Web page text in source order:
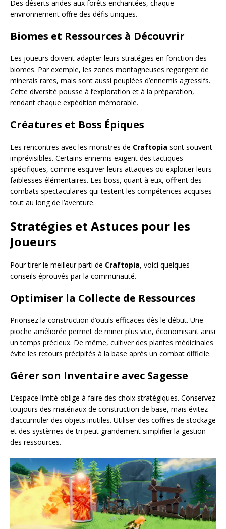
Des déserts arides aux forêts enchantées, chaque
environnement offre des défis uniques.
Biomes et Ressources à Découvrir
Les joueurs doivent adapter leurs stratégies en fonction des
biomes. Par exemple, les zones montagneuses regorgent de
minerais rares, mais sont aussi peuplées d’ennemis agressifs.
Cette diversité pousse à l’exploration et à la préparation,
rendant chaque expédition mémorable.
Créatures et Boss Épiques
Les rencontres avec les monstres de Craftopia sont souvent
imprévisibles. Certains ennemis exigent des tactiques
spécifiques, comme esquiver leurs attaques ou exploiter leurs
faiblesses élémentaires. Les boss, quant à eux, offrent des
combats spectaculaires qui testent les compétences acquises
tout au long de l’aventure.
Stratégies et Astuces pour les
Joueurs
Pour tirer le meilleur parti de Craftopia, voici quelques
conseils éprouvés par la communauté.
Optimiser la Collecte de Ressources
Priorisez la construction d’outils efficaces dès le début. Une
pioche améliorée permet de miner plus vite, économisant ainsi
un temps précieux. De même, cultiver des plantes médicinales
évite les retours précipités à la base après un combat difficile.
Gérer son Inventaire avec Sagesse
L’espace limité oblige à faire des choix stratégiques. Conservez
toujours des matériaux de construction de base, mais évitez
d’accumuler des objets inutiles. Utiliser des coffres de stockage
et des systèmes de tri peut grandement simplifier la gestion
des ressources.